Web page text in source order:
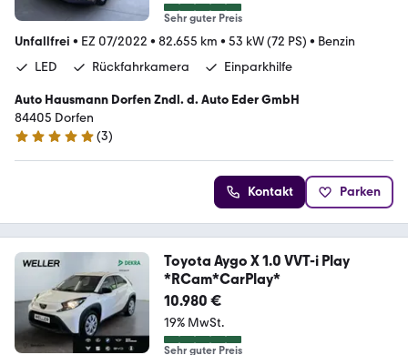
Sehr guter Preis
Unfallfrei • EZ 07/2022 • 82.655 km • 53 kW (72 PS) • Benzin
LED
Rückfahrkamera Einparkhilfe
Auto Hausmann Dorfen Zndl. d. Auto Eder GmbH
84405 Dorfen
5 Sterne
(3)
Kontakt Parken
Toyota Aygo X 1.0 VVT-i Play
*RCam*CarPlay*
10.980 €
19% MwSt.
Sehr guter Preis